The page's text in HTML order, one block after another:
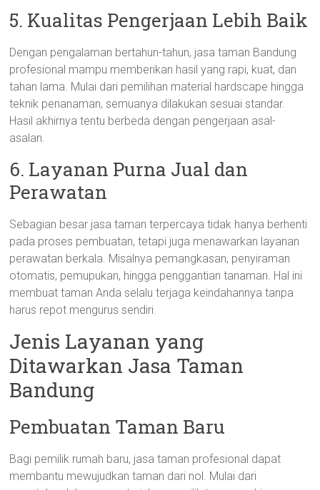
5. Kualitas Pengerjaan Lebih Baik
Dengan pengalaman bertahun-tahun, jasa taman Bandung
profesional mampu memberikan hasil yang rapi, kuat, dan
tahan lama. Mulai dari pemilihan material hardscape hingga
teknik penanaman, semuanya dilakukan sesuai standar.
Hasil akhirnya tentu berbeda dengan pengerjaan asal-
asalan.
6. Layanan Purna Jual dan
Perawatan
Sebagian besar jasa taman terpercaya tidak hanya berhenti
pada proses pembuatan, tetapi juga menawarkan layanan
perawatan berkala. Misalnya pemangkasan, penyiraman
otomatis, pemupukan, hingga penggantian tanaman. Hal ini
membuat taman Anda selalu terjaga keindahannya tanpa
harus repot mengurus sendiri.
Jenis Layanan yang
Ditawarkan Jasa Taman
Bandung
Pembuatan Taman Baru
Bagi pemilik rumah baru, jasa taman profesional dapat
membantu mewujudkan taman dari nol. Mulai dari